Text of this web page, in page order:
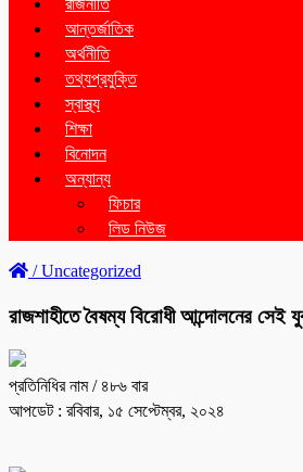
রাজনীতি
আন্তর্জাতিক
অর্থনীতি
তথ্যপ্রযুক্তি
স্বাস্থ্য
শিক্ষা
বিনোদন
অন্যান্য
ফিচার
লিড নিউজ
/Uncategorized
রাজশাহীতে বৈষম্য বিরোধী আন্দোলনের সেই
প্রতিনিধির নাম/ ৪৮৬ বার
আপডেট : রবিবার, ১৫ সেপ্টেম্বর, ২০২৪